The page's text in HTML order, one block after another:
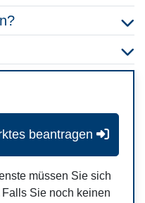
beantragen
müssen Sie sich
Sie noch keinen